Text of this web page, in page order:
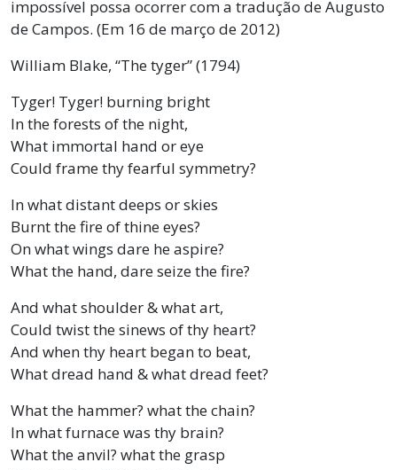
impossível possa ocorrer com a tradução de Augusto
de Campos. (Em 16 de março de 2012)
William Blake, “The tyger” (1794)
Tyger! Tyger! burning bright
In the forests of the night,
What immortal hand or eye
Could frame thy fearful symmetry?
In what distant deeps or skies
Burnt the fire of thine eyes?
On what wings dare he aspire?
What the hand, dare seize the fire?
And what shoulder & what art,
Could twist the sinews of thy heart?
And when thy heart began to beat,
What dread hand & what dread feet?
What the hammer? what the chain?
In what furnace was thy brain?
What the anvil? what the grasp